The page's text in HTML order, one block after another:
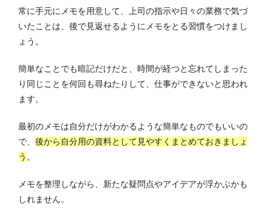
常に手元にメモを用意して、上司の指示や日々の業務で気づ
いたことは、後で見返せるようにメモをとる習慣をつけまし
ょう。
簡単なことでも暗記だけだと、時間が経つと忘れてしまった
り同じことを何回も尋ねたりして、仕事ができないと思われ
ます。
最初のメモは自分だけがわかるような簡単なものでもいいの
で、 後から自分用の資料として見やすくまとめておきましょ
う 。
メモを整理しながら、新たな疑問点やアイデアが浮かぶかも
しれません。